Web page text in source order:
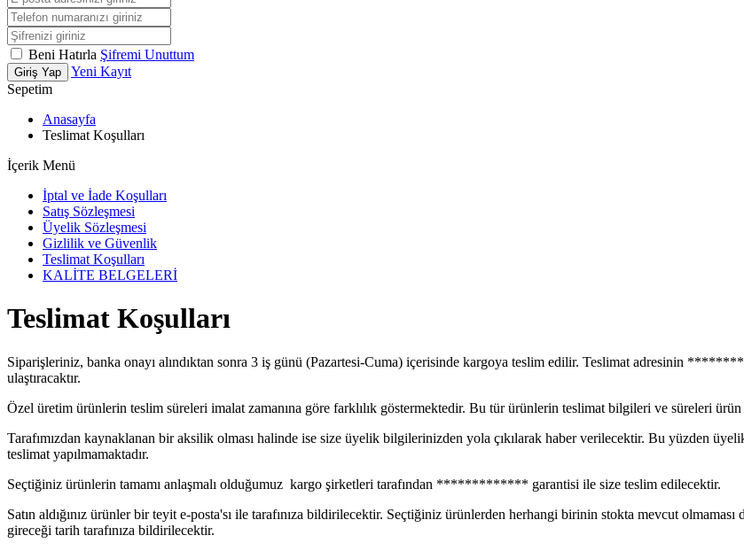
Beni Hatırla Şifremi Unuttum
Giriş Yap
Yeni Kayıt
Sepetim
Anasayfa
Teslimat Koşulları
İçerik Menü
İptal ve İade Koşulları
Satış Sözleşmesi
Üyelik Sözleşmesi
Gizlilik ve Güvenlik
Teslimat Koşulları
KALİTE BELGELERİ
Teslimat Koşulları
Siparişleriniz, banka onayı alındıktan sonra 3 iş günü (Pazartesi-Cuma) içerisinde kargoya teslim edilir. Teslimat adresinin
ulaştıracaktır.
Özel üretim ürünlerin teslim süreleri imalat zamanına göre farklılık göstermektedir. Bu tür ürünlerin teslimat bilgileri ve süreleri
Tarafımızdan kaynaklanan bir aksilik olması halinde ise size üyelik bilgilerinizden yola çıkılarak haber verilecektir. Bu yüzden
teslimat yapılmamaktadır.
Seçtiğiniz ürünlerin tamamı anlaşmalı olduğumuz kargo şirketleri tarafından ************* garantisi ile size teslim edilecektir.
Satın aldığınız ürünler bir teyit e-posta'sı ile tarafınıza bildirilecektir. Seçtiğiniz ürünlerden herhangi birinin stokta mevcut
gireceği tarih tarafınıza bildirilecektir.